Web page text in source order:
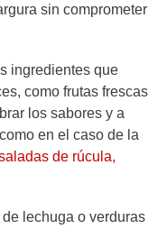
sin comprometer
ingredientes que
como frutas frescas
los sabores y a
en el caso de la
de rúcula,
lechuga o verduras